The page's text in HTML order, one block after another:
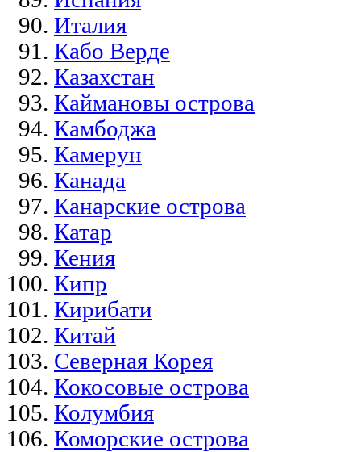
Италия
Кабо Верде
Казахстан
Каймановы острова
Камбоджа
Камерун
Канада
Канарские острова
Катар
Кения
Кипр
Кирибати
Китай
Северная Корея
Кокосовые острова
Колумбия
Коморские острова